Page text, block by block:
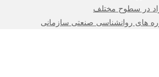
در سطوح مختلف
های روانشناسی صنعتی سازمانی